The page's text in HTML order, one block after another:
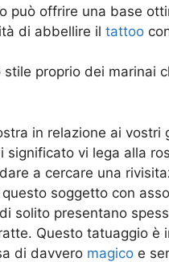
può offrire una base
di abbellire il tattoo
stile proprio dei marinai
in relazione ai
significato vi lega alla
a cercare una
soggetto con
solito presentano
Questo tatuaggio è
di davvero magico e